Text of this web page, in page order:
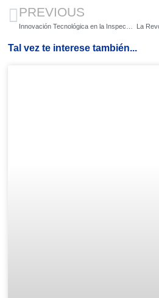
PREVIOUS
Tal vez te interese también...